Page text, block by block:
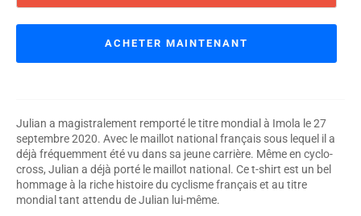
ACHETER MAINTENANT
Julian a magistralement remporté le titre mondial à Imola le 27
septembre 2020. Avec le maillot national français sous lequel il a
déjà fréquemment été vu dans sa jeune carrière. Même en cyclo-
cross, Julian a déjà porté le maillot national. Ce t-shirt est un bel
hommage à la riche histoire du cyclisme français et au titre
mondial tant attendu de Julian lui-même.